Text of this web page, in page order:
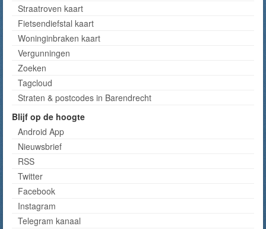
Straatroven kaart
Fietsendiefstal kaart
Woninginbraken kaart
Vergunningen
Zoeken
Tagcloud
Straten & postcodes in Barendrecht
Blijf op de hoogte
Android App
Nieuwsbrief
RSS
Twitter
Facebook
Instagram
Telegram kanaal